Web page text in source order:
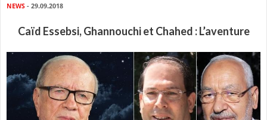
NEWS - 29.09.2018
Caïd Essebsi, Ghannouchi et Chahed : L’aventure